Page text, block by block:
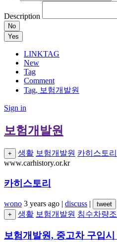
Description
No
Yes
LINKTAG
New
Tag
Comment
Tag, 보험개발원
Sign in
보험개발원
+ 생활 보험개발원 카히스토리
www.carhistory.or.kr
카히스토리
wono 3 years ago | discuss |
tweet
+
생활 보험개발원 침수차량조
보험개발원, 중고차 구입